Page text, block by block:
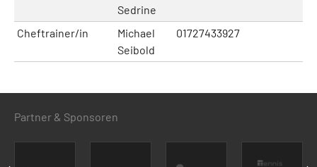
Sedrine
Cheftrainer/in
Michael
Seibold
01727433927
Partner & Sponsoren